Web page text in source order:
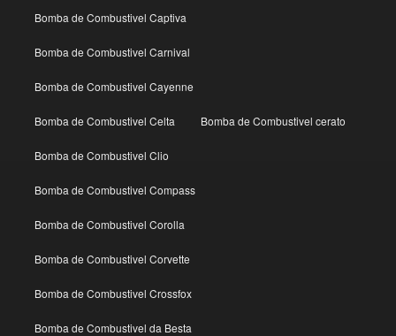
Bomba de Combustivel Captiva
Bomba de Combustivel Carnival
Bomba de Combustivel Cayenne
Bomba de Combustivel Celta Bomba de Combustivel cerato
Bomba de Combustivel Clio
Bomba de Combustivel Compass
Bomba de Combustivel Corolla
Bomba de Combustivel Corvette
Bomba de Combustivel Crossfox
Bomba de Combustivel da Besta